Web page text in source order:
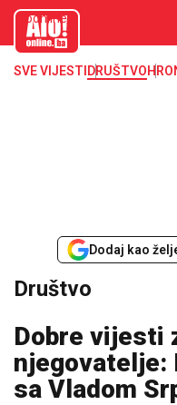
aloonline.b
SVE VIJESTI DRUŠTVO
Dodaj kao
Društvo
Dobre vijesti
njegovatelje:
sa Vladom